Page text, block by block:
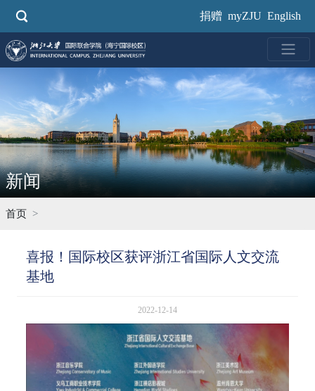
要
捐赠 myZJU English
新闻
首页
喜报！国际校区获评浙江省国际人文交流
基地
2022-12-14